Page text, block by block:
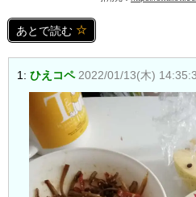
あとで読む
1: ひえコペ 2022/01/13(木)